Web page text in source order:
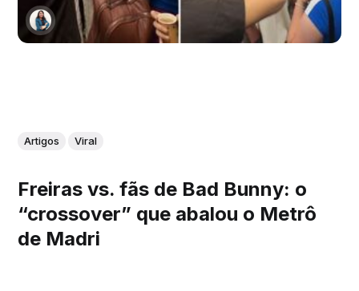
Artigos Viral
Freiras vs. fãs de Bad Bunny: o
“crossover” que abalou o Metrô
de Madri